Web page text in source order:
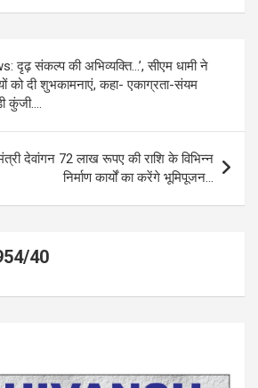
e
gr
a
ail py
Li
n
ar
दृढ़ संकल्प की अभिव्यक्ति…’, सीएम धामी ने
को दी शुभकामनाएं, कहा- एकाग्रता-संयम
कुंजी….
देवांगन 72 लाख रूपए की राशि के विभिन्न
निर्माण कार्यों का करेंगे भूमिपूजन…
40